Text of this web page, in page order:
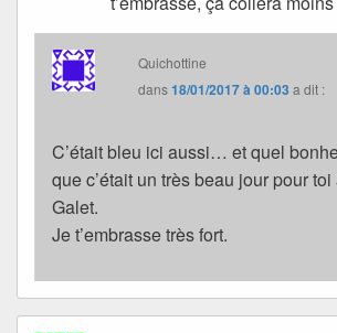
Quichottine
dans18/01/2017 à 00:03 a dit :
C’était bleu ici aussi… et quel
que c’était un très beau jour pour
Galet.
Je t’embrasse très fort.